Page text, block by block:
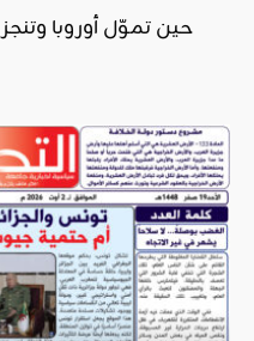
حين تموّل أوروبا